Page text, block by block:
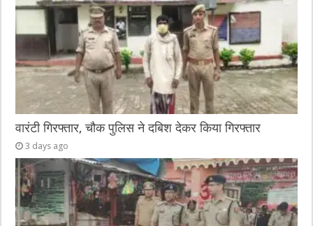
वारंटी गिरफ्तार, चौक पुलिस ने दबिश देकर किया गिरफ्तार
3 days ago